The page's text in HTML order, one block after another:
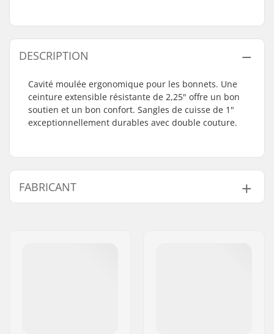
DESCRIPTION
Cavité moulée ergonomique pour les bonnets. Une
ceinture extensible résistante de 2,25" offre un bon
soutien et un bon confort. Sangles de cuisse de 1"
exceptionnellement durables avec double couture.
FABRICANT